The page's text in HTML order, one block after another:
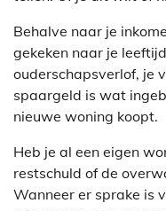
Behalve naar je
gekeken naar je
ouderschapsverlof, je
spaargeld is wat
nieuwe woning koopt.
Heb je al een eigen
restschuld of de
Wanneer er sprake is